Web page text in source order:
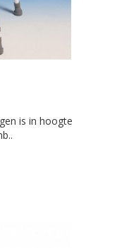
is in hoogte